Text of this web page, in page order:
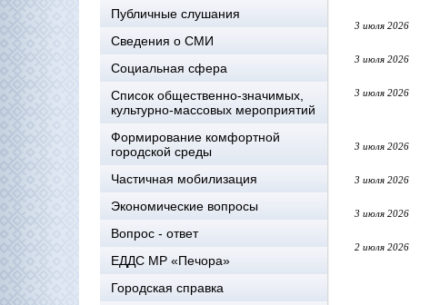
Публичные слушания
Сведения о СМИ
Социальная сфера
Список общественно-значимых,
культурно-массовых мероприятий
Формирование комфортной
городской среды
Частичная мобилизация
Экономические вопросы
Вопрос - ответ
ЕДДС МР «Печора»
Городская справка
3 июля 2026
3 июля 2026
3 июля 2026
3 июля 2026
3 июля 2026
3 июля 2026
2 июля 2026